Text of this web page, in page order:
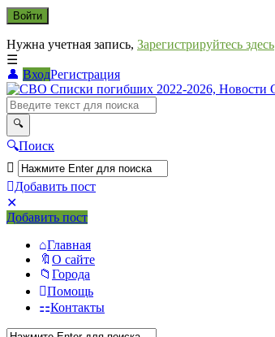
Нужна учетная запись, Зарегистрируйтесь здесь
ВходРегистрация
СВО
Списки
погибших
2022-
2026,
Новости
СВО
Поиск
Добавить пост
Мобильное
меню
Добавить пост
Главная
О сайте
Города
Помощь
Контакты